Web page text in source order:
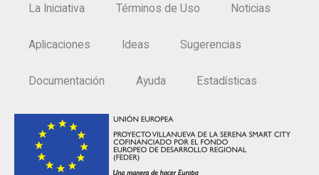
La Iniciativa Términos de Uso Noticias
Aplicaciones Ideas Sugerencias
Documentación Ayuda Estadísticas